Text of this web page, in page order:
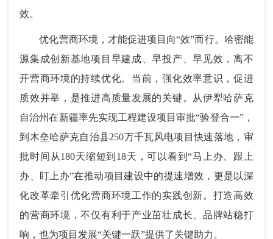
效。
优化营商环境，才能促进项目向“效”而行。哈密能
源集成创新基地项目早建成、早投产、早见效，离不
开营商环境的持续优化。当前，强化效率意识，促进
质效并举，是推进高质量发展的关键。从伊犁哈萨克
自治州在新疆率先实现工程建设项目审批“验登合一”，
到木垒哈萨克自治县250万千瓦风电项目快速落地，审
批时间从180天缩短到18天，可以看到“马上办、跟上
办、盯上办”在推动项目建设中的提速增效，更是以深
化改革牵引优化营商环境工作的实践创新。打造高效
的营商环境，不仅有利于产业茁壮成长、品牌站稳打
响，也为项目发展“关键一跃”提供了关键助力。